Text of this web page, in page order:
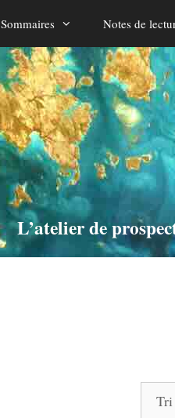
Sommaires Notes de
L’atelier de